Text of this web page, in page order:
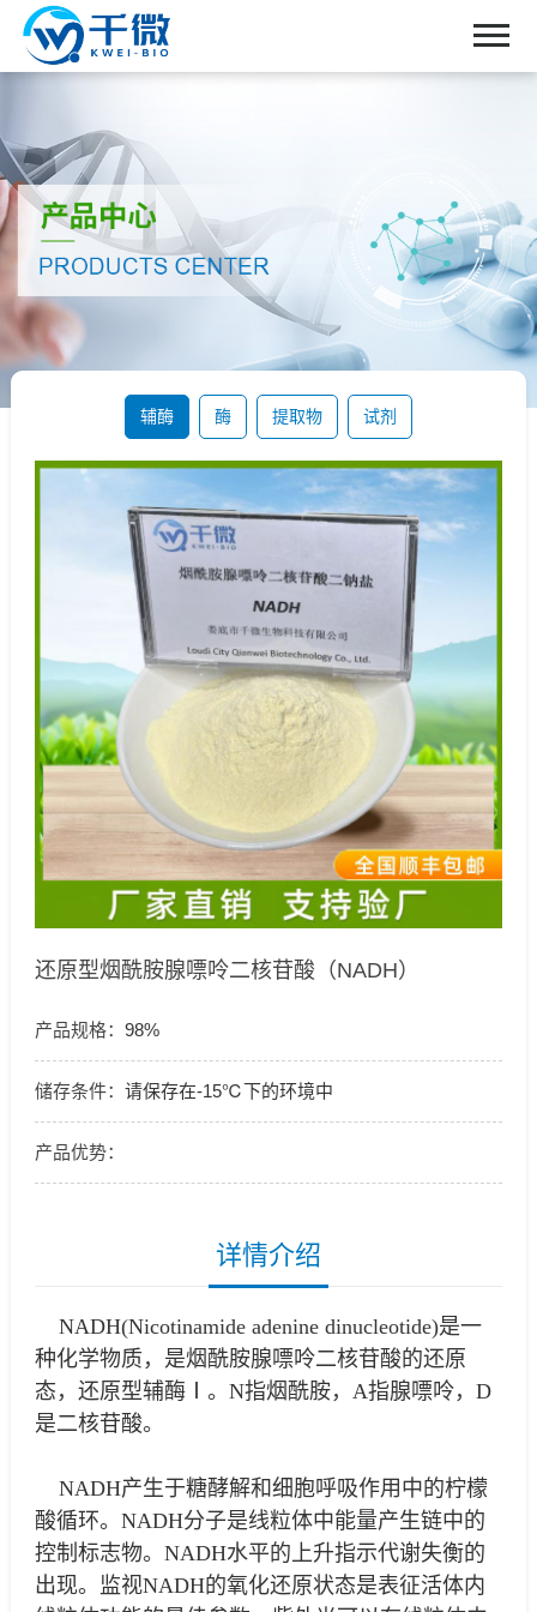
辅酶 酶 提取物 试剂
还原型烟酰胺腺嘌呤二核苷酸（NADH）
产品规格： 98%
储存条件： 请保存在-15℃下的环境中
产品优势：
详情介绍
NADH(Nicotinamide adenine dinucleotide)是一
种化学物质，是烟酰胺腺嘌呤二核苷酸的还原
态，还原型辅酶Ⅰ。N指烟酰胺，A指腺嘌呤，D
是二核苷酸。
NADH产生于糖酵解和细胞呼吸作用中的柠檬
酸循环。NADH分子是线粒体中能量产生链中的
控制标志物。NADH水平的上升指示代谢失衡的
出现。监视NADH的氧化还原状态是表征活体内
联系我们